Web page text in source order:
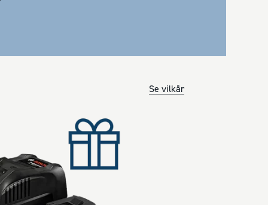
Se vilkår